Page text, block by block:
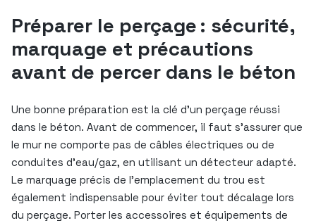
Préparer le perçage : sécurité,
marquage et précautions
avant de percer dans le béton
Une bonne préparation est la clé d’un perçage réussi
dans le béton. Avant de commencer, il faut s’assurer que
le mur ne comporte pas de câbles électriques ou de
conduites d’eau/gaz, en utilisant un détecteur adapté.
Le marquage précis de l’emplacement du trou est
également indispensable pour éviter tout décalage lors
du perçage. Porter les accessoires et équipements de